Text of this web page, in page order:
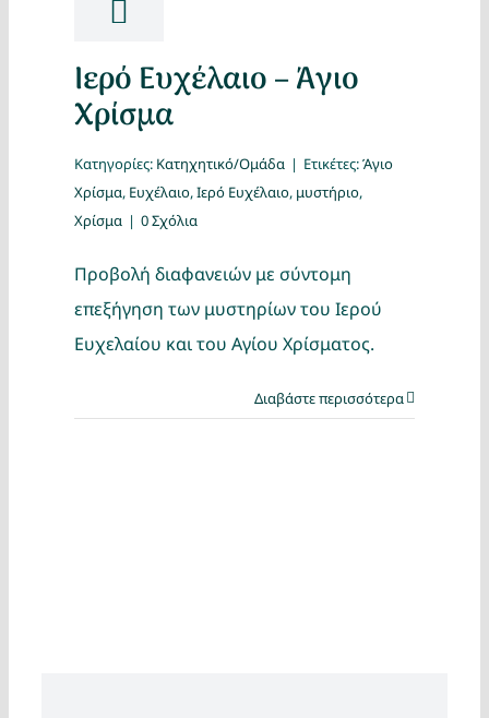
Ιερό Ευχέλαιο – Άγιο
Χρίσμα
Κατηγορίες: Κατηχητικό/Ομάδα | Ετικέτες:Άγιο
Χρίσμα, Ευχέλαιο,Ιερό Ευχέλαιο, μυστήριο,
Χρίσμα | 0 Σχόλια
Προβολή διαφανειών με σύντομη
επεξήγηση των μυστηρίων του Ιερού
Ευχελαίου και του Αγίου Χρίσματος.
Διαβάστε περισσότερα